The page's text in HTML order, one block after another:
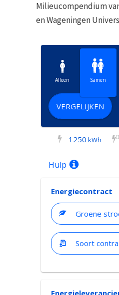
Milieucompendium
en Wageningen
Alleen Samen
VERGELIJKEN
1250 kWh II
Hulp
Energiecontract
Groene
Soort